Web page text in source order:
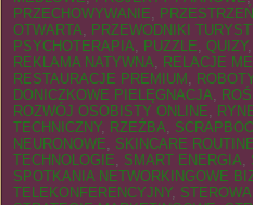
PRZECHOWYWANIE,
OTWARTA, PRZEWODNIKI
PSYCHOTERAPIA, PUZZLE, QUIZY,
REKLAMA NATYWNA, RELACJE
RESTAURACJE PREMIUM ,
DONICZKOWE PIELĘGNACJA,
ROZWÓJ OSOBISTY ONLINE,
TECHNICZNY, RZEŹBA,
NEURONOWE, SKINCARE ROUTINE
TECHNOLOGIE, SMART ENERGIA,
SPOTKANIA NETWORKINGOWE
TELEKONFERENCYJNY,